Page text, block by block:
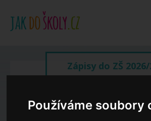
Používáme soubory
Zápisy do ZŠ
Výroční zprávy